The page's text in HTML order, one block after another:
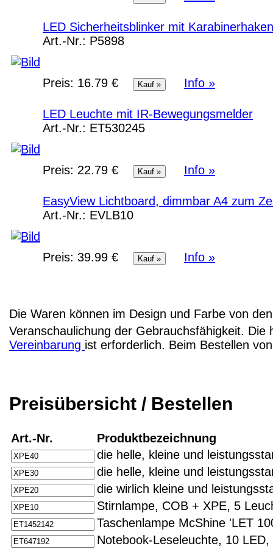
LED Sicherheitsblinker mit Karabinerhaken
Art.-Nr.: P5898
Preis: 16.79 € Info »
LED Leuchte mit IR-Bewegungsmelder
Art.-Nr.: ET530245
Preis: 22.79 € Info »
EasyView Lichtboard, dimmbar A4 zum
Art.-Nr.: EVLB10
Preis: 39.99 € Info »
Die Waren können im Design und Farbe von
Veranschaulichung der Gebrauchsfähigkeit.
Vereinbarung ist erforderlich. Beim Bestellen
Preisübersicht / Bestellen
Art.-Nr.
Produktbezeichnung
die helle, kleine und
die helle, kleine und
die wirlich kleine und
Stirnlampe, COB + XPE, 5
Taschenlampe McShine 'LET
Notebook-Leseleuchte, 10